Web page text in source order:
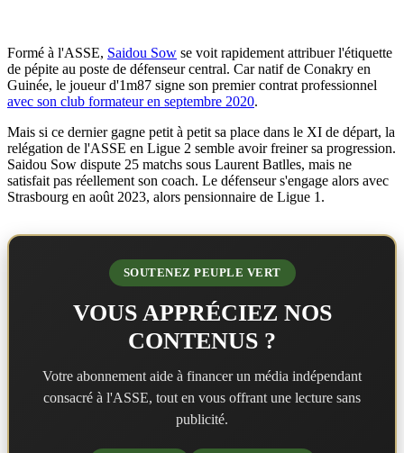
Formé à l'ASSE, Saidou Sow se voit rapidement attribuer l'étiquette
de pépite au poste de défenseur central. Car natif de Conakry en
Guinée, le joueur d'1m87 signe son premier contrat professionnel
avec son club formateur en septembre 2020.
Mais si ce dernier gagne petit à petit sa place dans le XI de départ, la
relégation de l'ASSE en Ligue 2 semble avoir freiner sa progression.
Saidou Sow dispute 25 matchs sous Laurent Batlles, mais ne
satisfait pas réellement son coach. Le défenseur s'engage alors avec
Strasbourg en août 2023, alors pensionnaire de Ligue 1.
SOUTENEZ PEUPLE VERT
VOUS APPRÉCIEZ NOS
CONTENUS ?
Votre abonnement aide à financer un média indépendant
consacré à l'ASSE, tout en vous offrant une lecture sans
publicité.